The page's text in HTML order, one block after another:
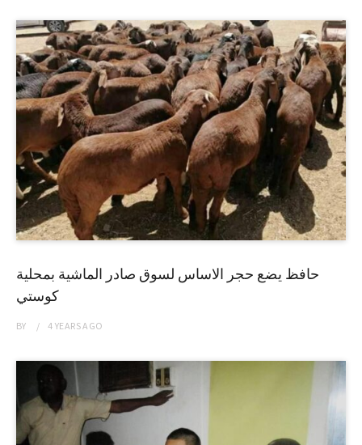
حافظ يضع حجر الاساس لسوق صادر الماشية بمحلية
كوستي
BY 4 YEARSAGO